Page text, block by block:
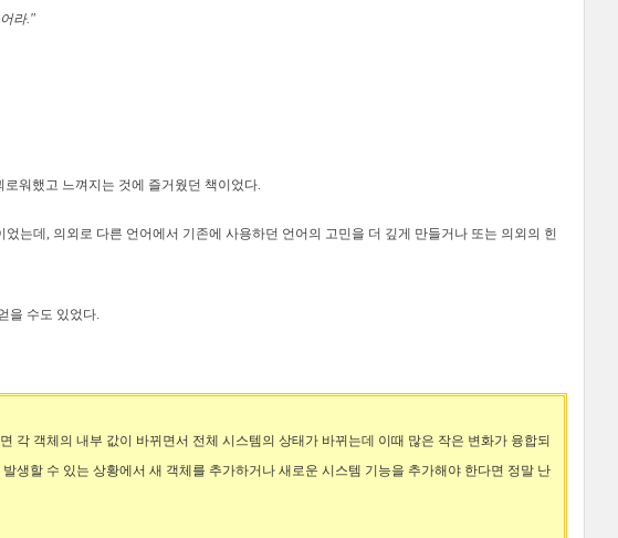
라."
워했고 느껴지는 것에 즐거웠던 책이었다.
는데, 의외로 다른 언어에서 기존에 사용하던 언어의 고민을 더 깊게 만들거나 또는 의외의 힌
을 수도 있었다.
각 객체의 내부 값이 바뀌면서 전체 시스템의 상태가 바뀌는데 이때 많은 작은 변화가 융합되
생할 수 있는 상황에서 새 객체를 추가하거나 새로운 시스템 기능을 추가해야 한다면 정말 난